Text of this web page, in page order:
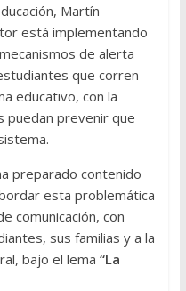
Martín
está implementando
de alerta
que corren
educativo, con la
puedan prevenir que
preparado contenido
esta problemática
comunicación, con
sus familias y a la
bajo el lema “La